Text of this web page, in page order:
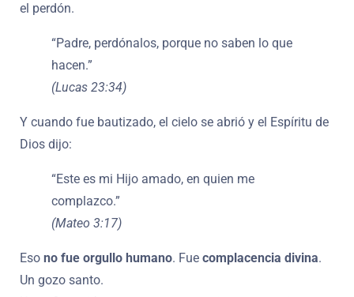
el perdón.
“Padre, perdónalos, porque no saben lo que
hacen.”
(Lucas 23:34)
Y cuando fue bautizado, el cielo se abrió y el Espíritu de
Dios dijo:
“Este es mi Hijo amado, en quien me
complazco.”
(Mateo 3:17)
Eso no fue orgullo humano. Fue complacencia divina.
Un gozo santo.